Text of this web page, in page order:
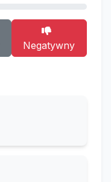
Negatywny